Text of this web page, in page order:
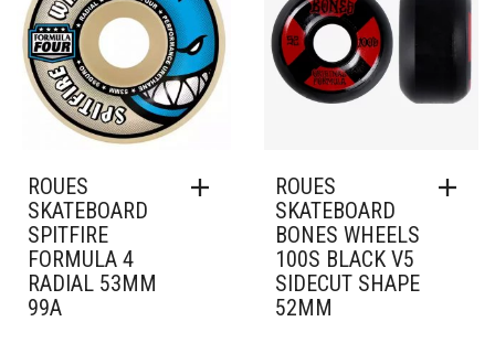
ROUES
SKATEBOARD
SPITFIRE
FORMULA 4
RADIAL 53MM
99A
ROUES
SKATEBOARD
BONES WHEELS
100S BLACK V5
SIDECUT SHAPE
52MM